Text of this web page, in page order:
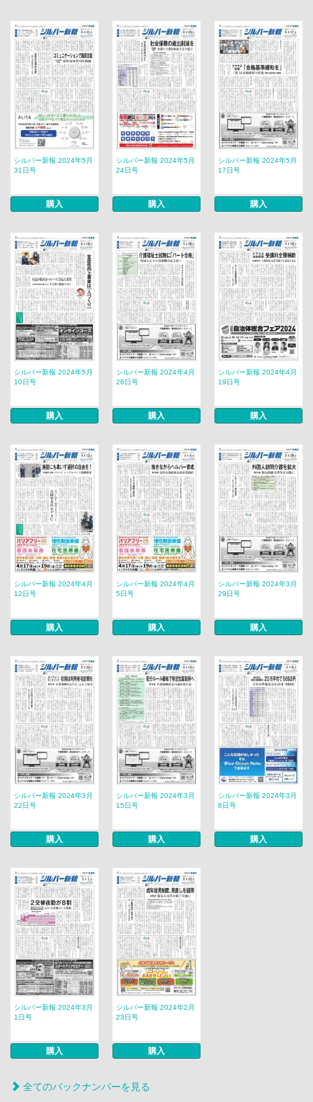
シルバー新報 2024年5月
31日号
購入
シルバー新報 2024年5月
24日号
購入
シルバー新報 2024年5月
17日号
購入
シルバー新報 2024年5月
10日号
購入
シルバー新報 2024年4月
26日号
購入
シルバー新報 2024年4月
19日号
購入
シルバー新報 2024年4月
12日号
購入
シルバー新報 2024年4月
5日号
購入
シルバー新報 2024年3月
29日号
購入
シルバー新報 2024年3月
22日号
購入
シルバー新報 2024年3月
15日号
購入
シルバー新報 2024年3月
8日号
購入
シルバー新報 2024年3月
1日号
購入
シルバー新報 2024年2月
23日号
購入
全てのバックナンバーを見る